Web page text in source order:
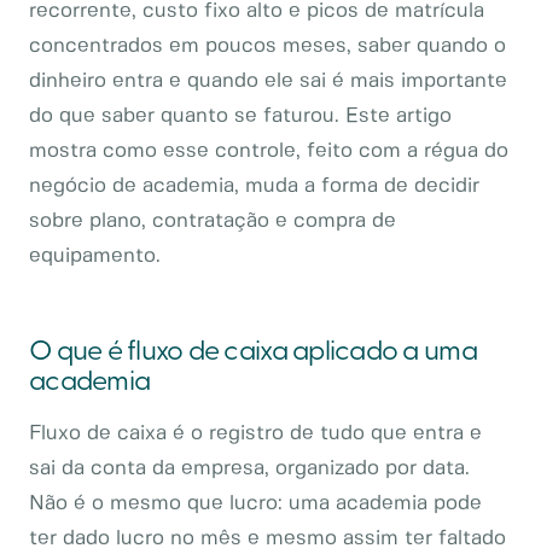
recorrente, custo fixo alto e picos de matrícula
concentrados em poucos meses, saber quando o
dinheiro entra e quando ele sai é mais importante
do que saber quanto se faturou. Este artigo
mostra como esse controle, feito com a régua do
negócio de academia, muda a forma de decidir
sobre plano, contratação e compra de
equipamento.
O que é fluxo de caixa aplicado a uma
academia
Fluxo de caixa é o registro de tudo que entra e
sai da conta da empresa, organizado por data.
Não é o mesmo que lucro: uma academia pode
ter dado lucro no mês e mesmo assim ter faltado